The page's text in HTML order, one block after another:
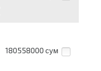
180558000 сум